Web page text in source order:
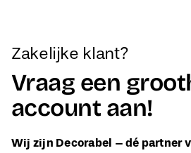
Vraag een
account aan!
Wij zijn Decorabel – dé partner
bedrijven.